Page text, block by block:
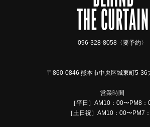
096-328-8058〈要予約〉
〒860-0846 熊本市中央区城東町5-36
営業時間
［平日］AM10：00〜PM8：
［土日祝］AM10：00〜PM7